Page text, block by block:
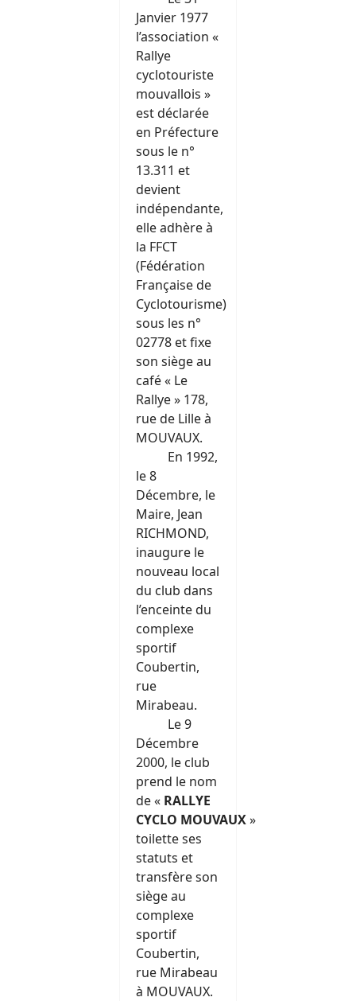
Janvier 1977
l’association «
Rallye
cyclotouriste
mouvallois »
est déclarée
en Préfecture
sous le n°
13.311 et
devient
indépendante,
elle adhère à
la FFCT
(Fédération
Française de
Cyclotourisme)
sous les n°
02778 et fixe
son siège au
café « Le
Rallye » 178,
rue de Lille à
MOUVAUX.
En 1992,
le 8
Décembre, le
Maire, Jean
RICHMOND,
inaugure le
nouveau local
du club dans
l’enceinte du
complexe
sportif
Coubertin,
rue
Mirabeau.
Le 9
Décembre
2000, le club
prend le nom
de « RALLYE
CYCLO MOUVAUX»
toilette ses
statuts et
transfère son
siège au
complexe
sportif
Coubertin,
rue Mirabeau
à MOUVAUX.